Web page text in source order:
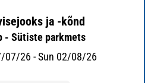
ja -kõnd
- Sütiste parkmets
07/26 - Sun 02/08/26